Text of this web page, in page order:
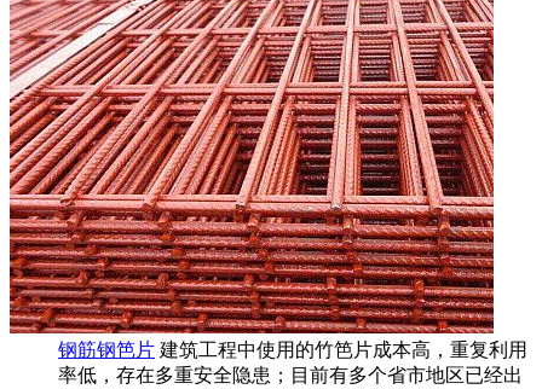
钢筋钢笆片 建筑工程中使用的竹笆片成本高，重复利用
率低，存在多重安全隐患；目前有多个省市地区已经出